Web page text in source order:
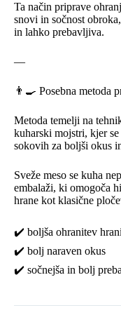
Ta način priprave
snovi in sočnost
in lahko prebavljiva.
—
👨‍🍳 Posebna metoda
Metoda temelji na
kuharski mojstri, kjer
sokovih za boljši okus
Sveže meso se kuha
embalaži, ki omogoča
hrane kot klasične
✔️ boljša ohranitev
✔️ bolj naraven okus
✔️ sočnejša in bolj